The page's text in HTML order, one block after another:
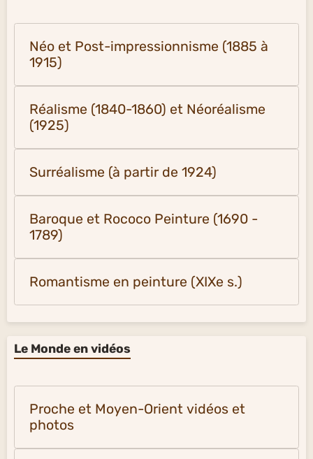
Néo et Post-impressionnisme (1885 à
1915)
Réalisme (1840-1860) et Néoréalisme
(1925)
Surréalisme (à partir de 1924)
Baroque et Rococo Peinture (1690 -
1789)
Romantisme en peinture (XIXe s.)
Le Monde en vidéos
Proche et Moyen-Orient vidéos et
photos